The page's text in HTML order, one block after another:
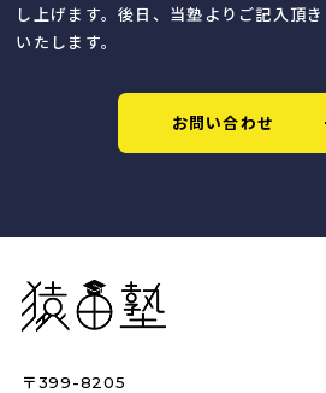
し上げます。後日、当塾よりご記入頂
いたします。
お問い合わせ
猿田塾
〒399-8205